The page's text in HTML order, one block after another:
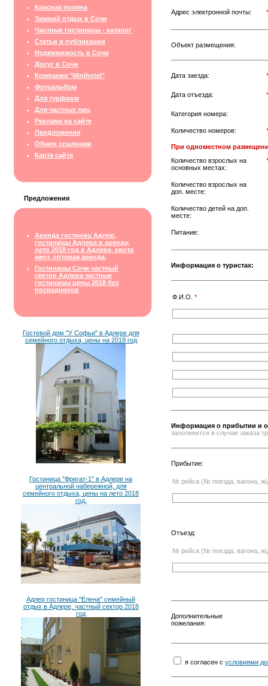
Красная поляна
Зимний отдых в Сочи
Частные гостиницы - каталог
Статьи и публикации
Недвижимость в Сочи
Досуг в Сочи
Компания "Minihotel"
Фотоальбом
Для турфирм
Для частных лиц
Реклама на сайте
Предложения
Обмен ссылками
Карта сайта
Предложения
Аренда гостиниц Адлер,
гостиницы Адлера в аренду,
лето 2018 год в Адлере, квота
мест, оптовая аренда,
Гостиницы Сочи частный
сектор Адлера частные
гостиницы цены 2018 без
посредников
Гостевой дом "У Софьи" в Адлере для
семейного отдыха, цены на 2018 год
Гостиница "Фрегат-1" в Адлере на
центральной набережной, для
семейного отдыха, цены на лето 2018
год.
Адлер гостиница "Елена" семейный
отдых в Адлере, частный сектор 2018
год
Адрес электронной почты: *
Объект размещения:
Дата заезда: *
Дата отъезда: *
Категория номера:
Количество номеров: *
При одноместном
Количество взрослых на
основных местах:
*
Количество взрослых на
доп. месте:
Количество детей на доп.
месте:
Питание:
Информация о туристах:
Ф.И.О. *
Информация о прибытии и
заполняется в случае заказа
Прибытие:
№ рейса (№ поезда, вагона, ж/
Отъезд:
№ рейса (№ поезда, вагона, ж/
Дополнительные
пожелания:
я согласен с условиями